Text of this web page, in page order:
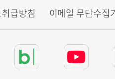
급방침 이메일 무단수집